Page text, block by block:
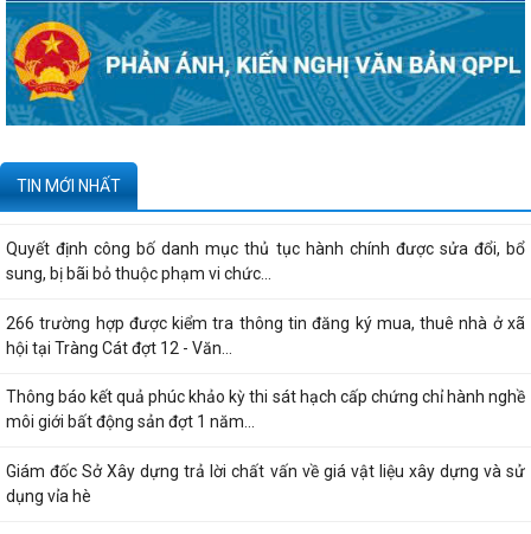
TIN MỚI NHẤT
Công bố danh mục thủ tục hành chính được sửa đổi, bổ sung, thay thế,
bị bãi bỏ thuộc phạm vi chức...
Kê khai giá hàng hóa, dịch vụ bán trong nước hoặc xuất khẩu của
Công ty TNHH ống thép 190 - Văn bản...
Tạm thời chưa trả kết quả cấp chứng chỉ hành nghề hoạt động xây
Quyết định công bố danh mục thủ tục hành chính được sửa đổi, bổ
sung, bị bãi bỏ thuộc phạm vi chức...
266 trường hợp được kiểm tra thông tin đăng ký mua, thuê nhà ở xã
hội tại Tràng Cát đợt 12 - Văn...
Thông báo kết quả phúc khảo kỳ thi sát hạch cấp chứng chỉ hành nghề
môi giới bất động sản đợt 1 năm...
Giám đốc Sở Xây dựng trả lời chất vấn về giá vật liệu xây dựng và sử
dụng vỉa hè